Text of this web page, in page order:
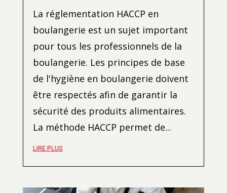
La réglementation HACCP en
boulangerie est un sujet important
pour tous les professionnels de la
boulangerie. Les principes de base
de l'hygiène en boulangerie doivent
être respectés afin de garantir la
sécurité des produits alimentaires.
La méthode HACCP permet de...
LIRE PLUS